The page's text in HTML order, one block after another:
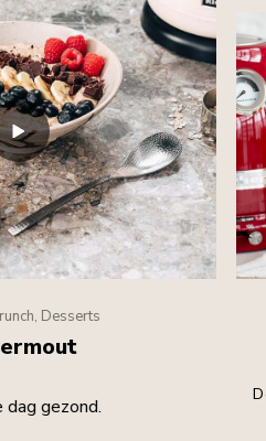
Desserts
dag gezond.